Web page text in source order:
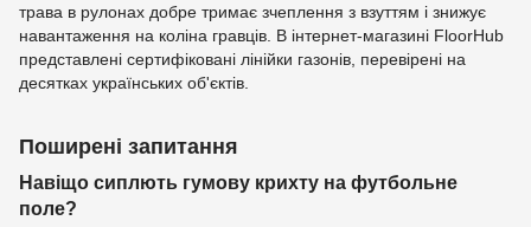
трава в рулонах добре тримає зчеплення з взуттям і знижує
навантаження на коліна гравців. В інтернет-магазині FloorHub
представлені сертифіковані лінійки газонів, перевірені на
десятках українських об'єктів.
Поширені запитання
Навіщо сиплють гумову крихту на футбольне
поле?